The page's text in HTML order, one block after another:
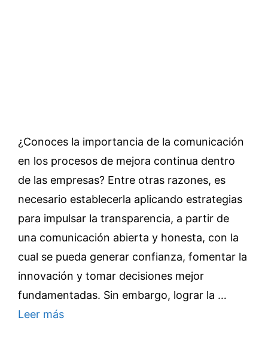
¿Conoces la importancia de la comunicación
en los procesos de mejora continua dentro
de las empresas? Entre otras razones, es
necesario establecerla aplicando estrategias
para impulsar la transparencia, a partir de
una comunicación abierta y honesta, con la
cual se pueda generar confianza, fomentar la
innovación y tomar decisiones mejor
fundamentadas. Sin embargo, lograr la …
Leer más